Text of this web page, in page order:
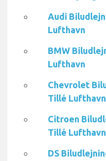
Audi
Lufthavn
BMW
Lufthavn
Chevrolet
Tillé Lufthavn
Citroen
Tillé Lufthavn
DS